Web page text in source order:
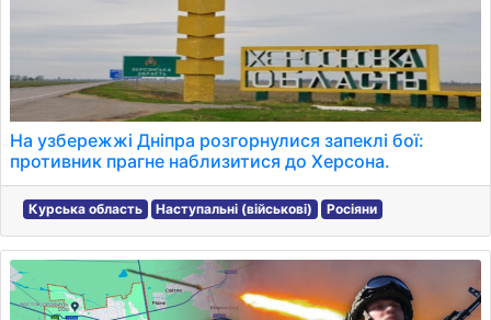
На узбережжі Дніпра розгорнулися запеклі бої:
противник прагне наблизитися до Херсона.
Курська область Наступальні (військові) Росіяни